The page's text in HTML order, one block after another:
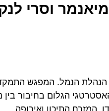
וסרי לנקה
הנמל. המפגש התמקד
הגלום בחיבור בין נמלי